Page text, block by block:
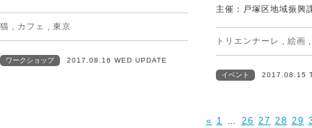
猫 , カフェ , 東京
ワークショップ 2017.08.16 WED UPDATE
主催：戸塚区地域振興
トリエンナーレ , 絵画
イベント 2017.08.15
« 1 … 26 27 28 29